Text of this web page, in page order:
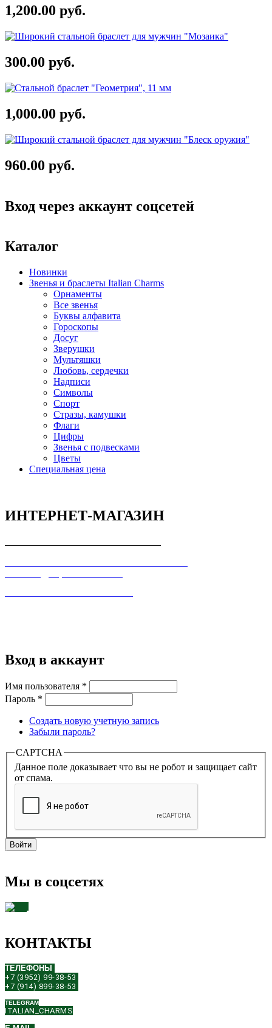
1,200.00 руб.
300.00 руб.
1,000.00 руб.
960.00 руб.
Вход через аккаунт соцсетей
Каталог
Новинки
Звенья и браслеты Italian Charms
Орнаменты
Все звенья
Буквы алфавита
Гороскопы
Досуг
Зверушки
Мультяшки
Любовь, сердечки
Надписи
Символы
Спорт
Стразы, камушки
Флаги
Цифры
Звенья с подвесками
Цветы
Специальная цена
ИНТЕРНЕТ-МАГАЗИН
Вход в аккаунт
Имя пользователя *
Пароль *
Создать новую учетную запись
Забыли пароль?
CAPTCHA
Данное поле доказывает что вы не робот и защищает сайт
от спама.
Мы в соцсетях
КОНТАКТЫ
ТЕЛЕФОНЫ
+7 (3952) 99-38-53
+7 (914) 899-38-53
TELEGRAM
ITALIAN_CHARMS